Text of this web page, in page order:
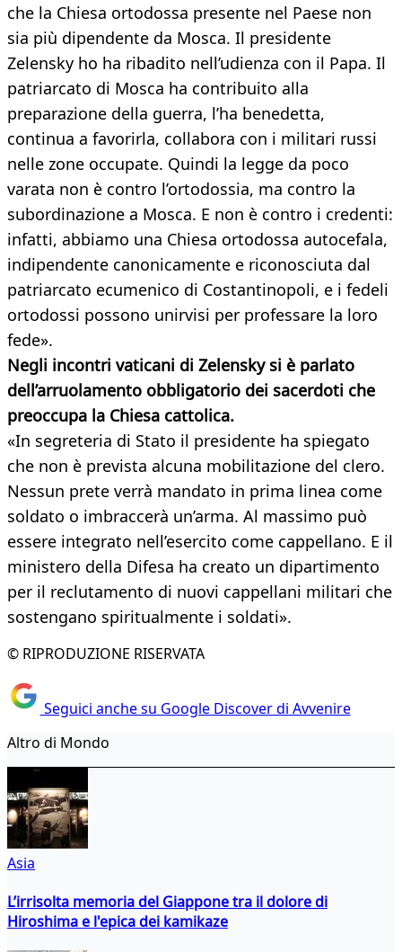
che la Chiesa ortodossa presente nel Paese non
sia più dipendente da Mosca. Il presidente
Zelensky ho ha ribadito nell’udienza con il Papa. Il
patriarcato di Mosca ha contribuito alla
preparazione della guerra, l’ha benedetta,
continua a favorirla, collabora con i militari russi
nelle zone occupate. Quindi la legge da poco
varata non è contro l’ortodossia, ma contro la
subordinazione a Mosca. E non è contro i credenti:
infatti, abbiamo una Chiesa ortodossa autocefala,
indipendente canonicamente e riconosciuta dal
patriarcato ecumenico di Costantinopoli, e i fedeli
ortodossi possono unirvisi per professare la loro
fede».
Negli incontri vaticani di Zelensky si è parlato
dell’arruolamento obbligatorio dei sacerdoti che
preoccupa la Chiesa cattolica.
«In segreteria di Stato il presidente ha spiegato
che non è prevista alcuna mobilitazione del clero.
Nessun prete verrà mandato in prima linea come
soldato o imbraccerà un’arma. Al massimo può
essere integrato nell’esercito come cappellano. E il
ministero della Difesa ha creato un dipartimento
per il reclutamento di nuovi cappellani militari che
sostengano spiritualmente i soldati».
© RIPRODUZIONE RISERVATA
Seguici anche su Google Discover di Avvenire
Altro di Mondo
Asia
L’irrisolta memoria del Giappone tra il dolore di
Hiroshima e l'epica dei kamikaze